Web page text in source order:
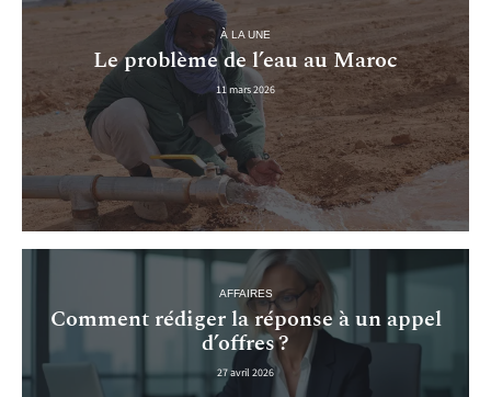
À LA UNE
Le problème de l’eau au Maroc
11 mars 2026
AFFAIRES
Comment rédiger la réponse à un appel
d’offres ?
27 avril 2026